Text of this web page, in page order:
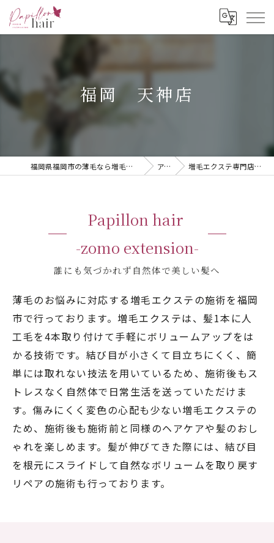
福岡 天神店
福岡県福岡市の薄毛なら増毛エクステ専門店 Papillon hair -zomo extension- アクセス 増毛エクステ専門店 Papillon hair -zomo extension-
誰にも気づかれず自然体で美しい髪へ
Papillon hair
-zomo extension-
薄毛のお悩みに対応する増毛エクステの施術を福岡
市で行っております。増毛エクステは、髪1本に人
工毛を4本取り付けて手軽にボリュームアップをは
かる技術です。結び目が小さくて目立ちにくく、簡
単には取れない技法を用いているため、施術後もス
トレスなく自然体で日常生活を送っていただけま
す。傷みにくく変色の心配も少ない増毛エクステの
ため、施術後も施術前と同様のヘアケアや髪のおし
ゃれを楽しめます。髪が伸びてきた際には、結び目
を根元にスライドして自然なボリュームを取り戻す
リペアの施術も行っております。